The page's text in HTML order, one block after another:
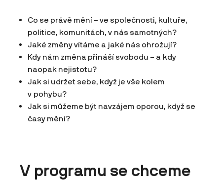
Co se právě mění – ve společnosti, kultuře,
politice, komunitách, v nás samotných?
Jaké změny vítáme a jaké nás ohrožují?
Kdy nám změna přináší svobodu – a kdy
naopak nejistotu?
Jak si udržet sebe, když je vše kolem
v pohybu?
Jak si můžeme být navzájem oporou, když se
časy mění?
V programu se chceme